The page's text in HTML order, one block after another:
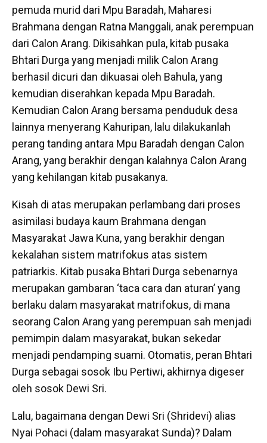
pemuda murid dari Mpu Baradah, Maharesi
Brahmana dengan Ratna Manggali, anak perempuan
dari Calon Arang. Dikisahkan pula, kitab pusaka
Bhtari Durga yang menjadi milik Calon Arang
berhasil dicuri dan dikuasai oleh Bahula, yang
kemudian diserahkan kepada Mpu Baradah.
Kemudian Calon Arang bersama penduduk desa
lainnya menyerang Kahuripan, lalu dilakukanlah
perang tanding antara Mpu Baradah dengan Calon
Arang, yang berakhir dengan kalahnya Calon Arang
yang kehilangan kitab pusakanya.
Kisah di atas merupakan perlambang dari proses
asimilasi budaya kaum Brahmana dengan
Masyarakat Jawa Kuna, yang berakhir dengan
kekalahan sistem matrifokus atas sistem
patriarkis. Kitab pusaka Bhtari Durga sebenarnya
merupakan gambaran ‘taca cara dan aturan’ yang
berlaku dalam masyarakat matrifokus, di mana
seorang Calon Arang yang perempuan sah menjadi
pemimpin dalam masyarakat, bukan sekedar
menjadi pendamping suami. Otomatis, peran Bhtari
Durga sebagai sosok Ibu Pertiwi, akhirnya digeser
oleh sosok Dewi Sri.
Lalu, bagaimana dengan Dewi Sri (Shridevi) alias
Nyai Pohaci (dalam masyarakat Sunda)? Dalam